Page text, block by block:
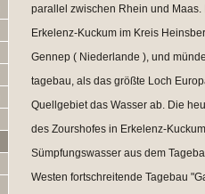
parallel zwischen Rhein und
Erkelenz-Kuckum im Kreis
Gennep ( Niederlande ), und
tagebau, als das größte Loch
Quellgebiet das Wasser ab. Die
des Zourshofes in Erkelenz-
Sümpfungswasser aus dem
Westen fortschreitende Tagebau